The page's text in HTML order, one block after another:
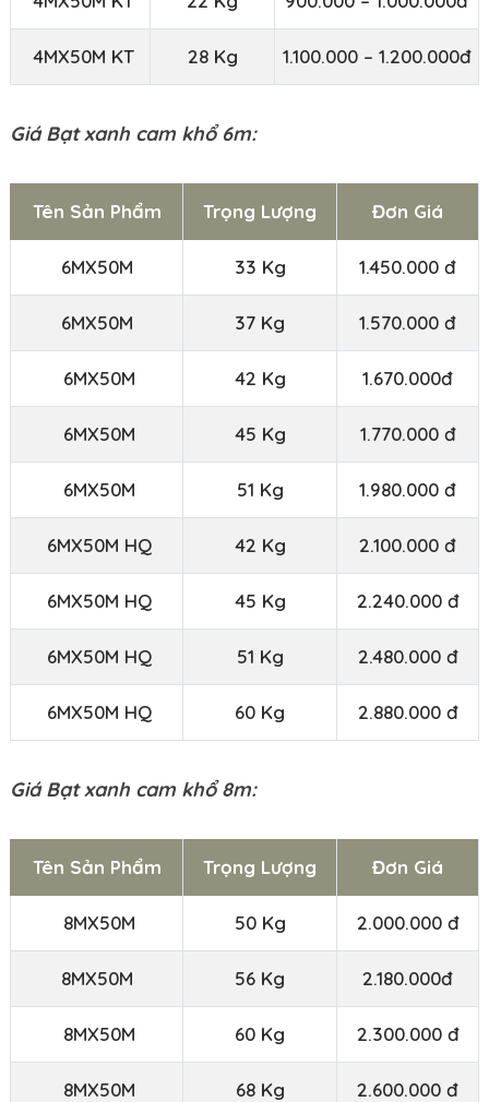
4MX50M KT 28 Kg 1.100.000 – 1.200.000đ
Giá Bạt xanh cam khổ 6m:
Tên Sản Phẩm Trọng Lượng Đơn Giá
6MX50M 33 Kg 1.450.000 đ
6MX50M 37 Kg 1.570.000 đ
6MX50M 42 Kg 1.670.000đ
6MX50M 45 Kg 1.770.000 đ
6MX50M 51 Kg 1.980.000 đ
6MX50M HQ 42 Kg 2.100.000 đ
6MX50M HQ 45 Kg 2.240.000 đ
6MX50M HQ 51 Kg 2.480.000 đ
6MX50M HQ 60 Kg 2.880.000 đ
Giá Bạt xanh cam khổ 8m:
Tên Sản Phẩm Trọng Lượng Đơn Giá
8MX50M 50 Kg 2.000.000 đ
8MX50M 56 Kg 2.180.000đ
8MX50M 60 Kg 2.300.000 đ
8MX50M 68 Kg 2.600.000 đ